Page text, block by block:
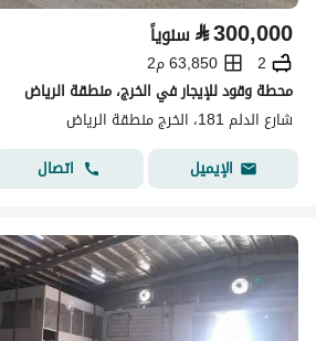
⃁300,000 سنوياً
2
63,850 م2
محطة وقود للإيجار في الخرج، منطقة الرياض
شارع الدلم 181، الخرج منطقة الرياض
الإيميل
اتصال